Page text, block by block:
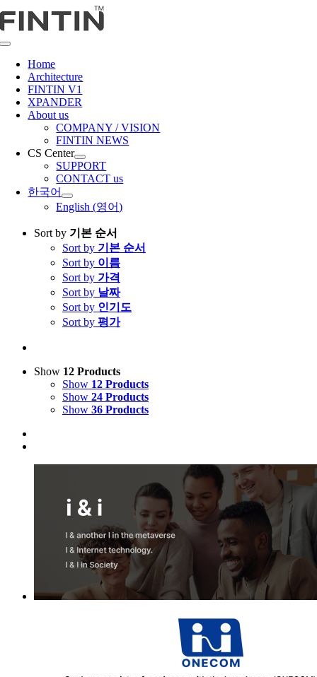
콘
텐
츠
Toggle
NavigationHome
Architecture
FINTIN V1
XPANDER
About us
COMPANY / VISION
FINTIN NEWS
CS Center
SUPPORT
CONTACT us
한국어
English (영어)
Sort by 기본 순서
Sort by 기본 순서
Sort by 이름
Sort by 가격
Sort by 날짜
Sort by 인기도
Sort by 평가
Show 12 Products
Show 12 Products
Show 24 Products
Show 36 Products